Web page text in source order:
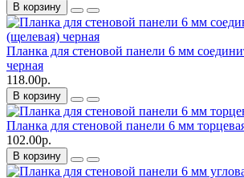
В корзину
Планка для стеновой панели 6 мм
черная
118.00р.
В корзину
Планка для стеновой панели 6 мм
102.00р.
В корзину